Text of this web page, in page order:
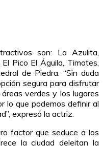
son: La Azulita,
Pico El Águila, Timotes,
de Piedra. “Sin duda
segura para disfrutar
verdes y los lugares
lo que podemos definir al
expresó la actriz.
factor que seduce a los
la ciudad deleitan la